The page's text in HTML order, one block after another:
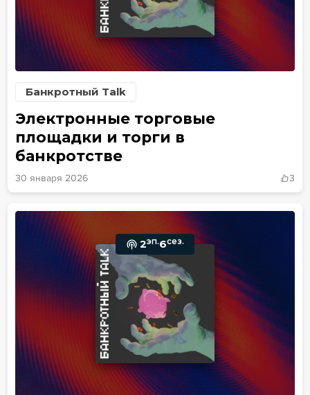
Банкротный Talk
Электронные торговые
площадки и торги в
банкротстве
30 января 2026 3
2эп.6сез.